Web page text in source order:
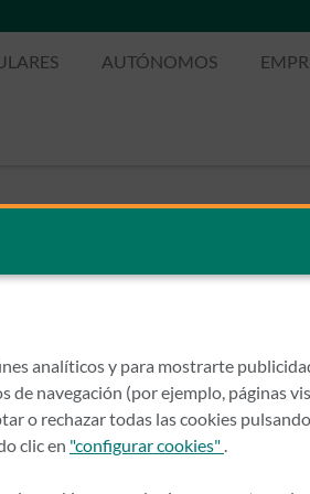
AUTÓNOMOS
analíticos y para mostrarte
navegación (por ejemplo, páginas
o rechazar todas las cookies
clic en "configurar cookies"